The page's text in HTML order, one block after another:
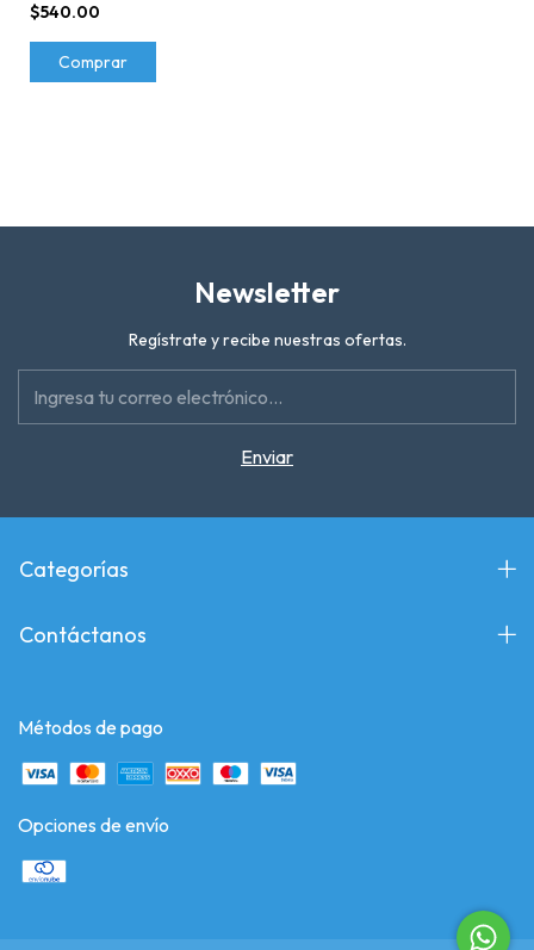
$540.00
Comprar
Newsletter
Regístrate y recibe nuestras ofertas.
Categorías
Contáctanos
Métodos de pago
Opciones de envío